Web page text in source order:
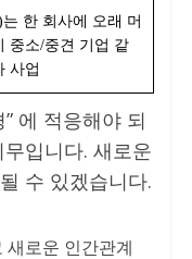
한 회사에 오래 머
중소/중견 기업 같
사업
에 적응해야 되
입니다. 새로운
수 있겠습니다.
로운 인간관계